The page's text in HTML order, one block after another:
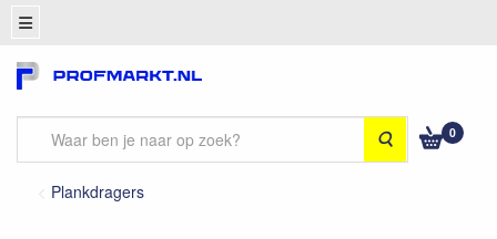
Zoeken 0
Plankdragers